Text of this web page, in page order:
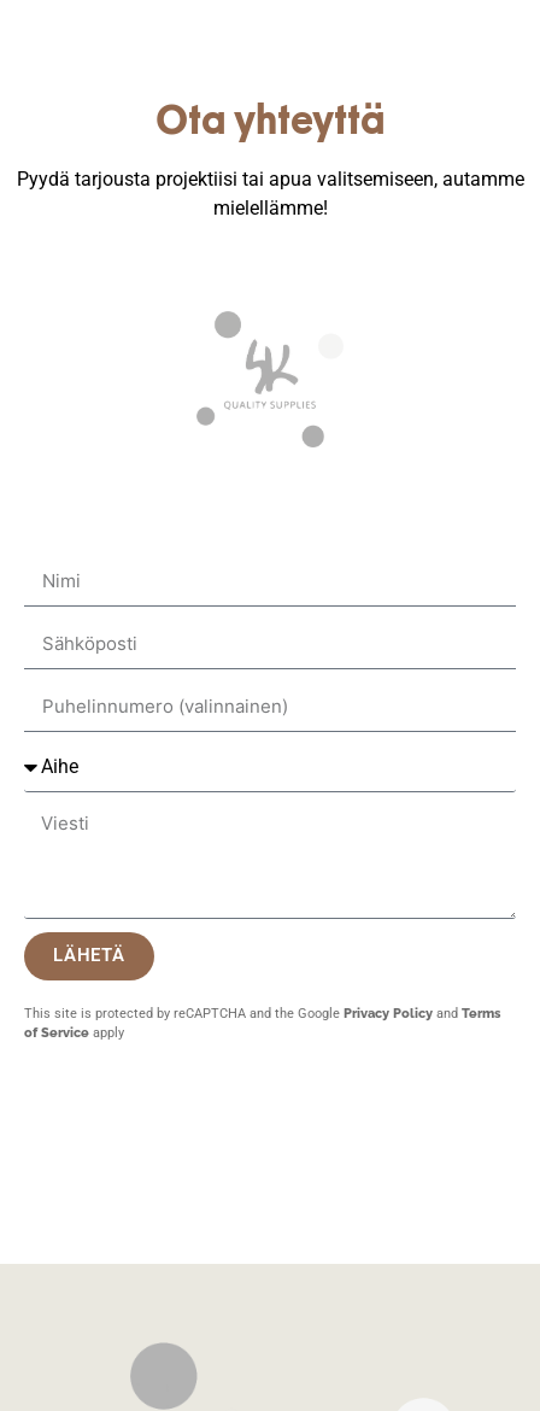
Ota yhteyttä
Pyydä tarjousta projektiisi tai apua valitsemiseen, autamme
mielellämme!
LÄHETÄ
This site is protected by reCAPTCHA and the Google Privacy Policy and Terms
of Service apply